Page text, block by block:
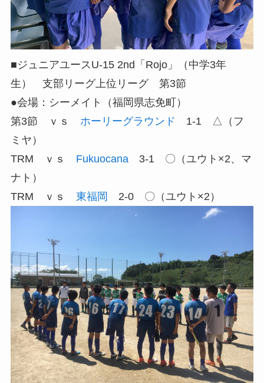
■ジュニアユースU-15 2nd「Rojo」（中学3年
生） 支部リーグ上位リーグ 第3節
●会場：シーメイト（福岡県志免町）
第3節 ｖｓ ホーリーグラウンド 1-1 △（フ
ミヤ）
TRM ｖｓ Fukuocana3-1 〇（ユウト×2、マ
ナト）
TRM ｖｓ 東福岡 2-0 〇（ユウト×2）